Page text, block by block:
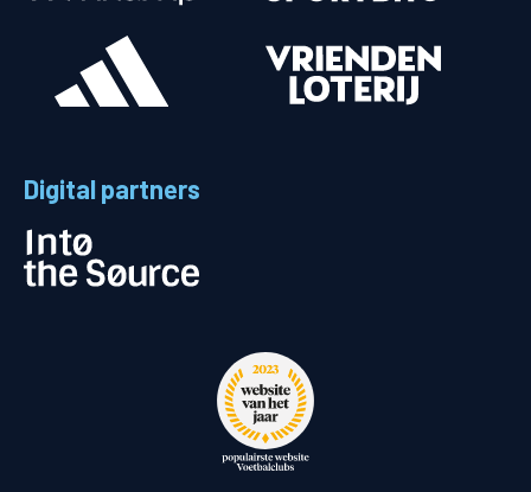
Digital partners